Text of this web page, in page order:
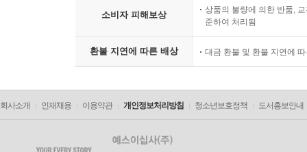
소비자 피해보상
상품의 불량에 의한 반품,
준하여 처리됨
환불 지연에 따른 배상 대금 환불 및 환불 지연에
회사소개 인재채용 이용약관 개인정보처리방침 청소년보호정책 도서홍보안내